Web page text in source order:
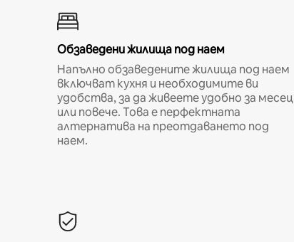
Обзаведени жилища под наем
Напълно обзаведените жилища под наем
включват кухня и необходимите ви
удобства, за да живеете удобно за месец
или повече. Това е перфектната
алтернатива на преотдаването под
наем.